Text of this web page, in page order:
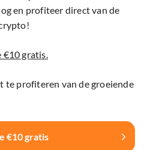
en profiteer direct van de
€10 gratis.
te profiteren van de groeiende
€10 gratis